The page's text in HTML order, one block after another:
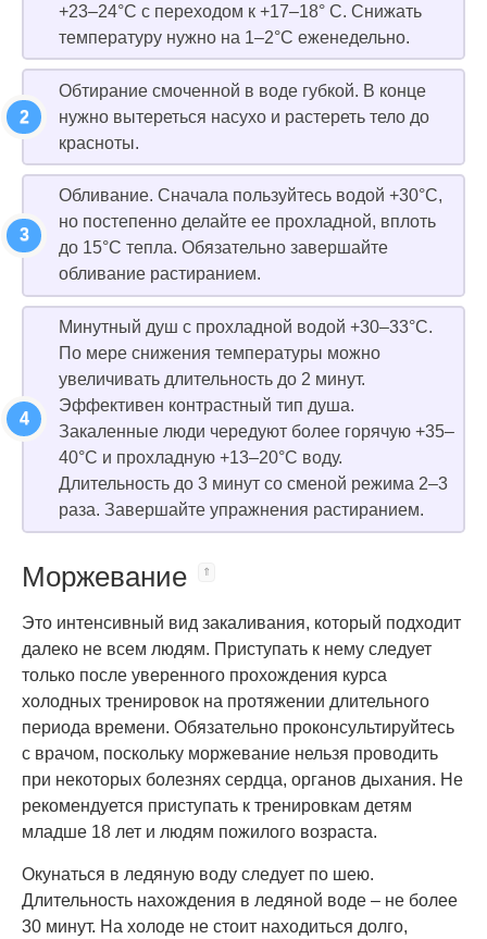
+23–24°C с переходом к +17–18° С. Снижать
температуру нужно на 1–2°C еженедельно.
Обтирание смоченной в воде губкой. В конце
нужно вытереться насухо и растереть тело до
красноты.
Обливание. Сначала пользуйтесь водой +30°C,
но постепенно делайте ее прохладной, вплоть
до 15°C тепла. Обязательно завершайте
обливание растиранием.
Минутный душ с прохладной водой +30–33°C.
По мере снижения температуры можно
увеличивать длительность до 2 минут.
Эффективен контрастный тип душа.
Закаленные люди чередуют более горячую +35–
40°C и прохладную +13–20°C воду.
Длительность до 3 минут со сменой режима 2–3
раза. Завершайте упражнения растиранием.
Моржевание
Это интенсивный вид закаливания, который подходит
далеко не всем людям. Приступать к нему следует
только после уверенного прохождения курса
холодных тренировок на протяжении длительного
периода времени. Обязательно проконсультируйтесь
с врачом, поскольку моржевание нельзя проводить
при некоторых болезнях сердца, органов дыхания. Не
рекомендуется приступать к тренировкам детям
младше 18 лет и людям пожилого возраста.
Окунаться в ледяную воду следует по шею.
Длительность нахождения в ледяной воде – не более
30 минут. На холоде не стоит находиться долго,